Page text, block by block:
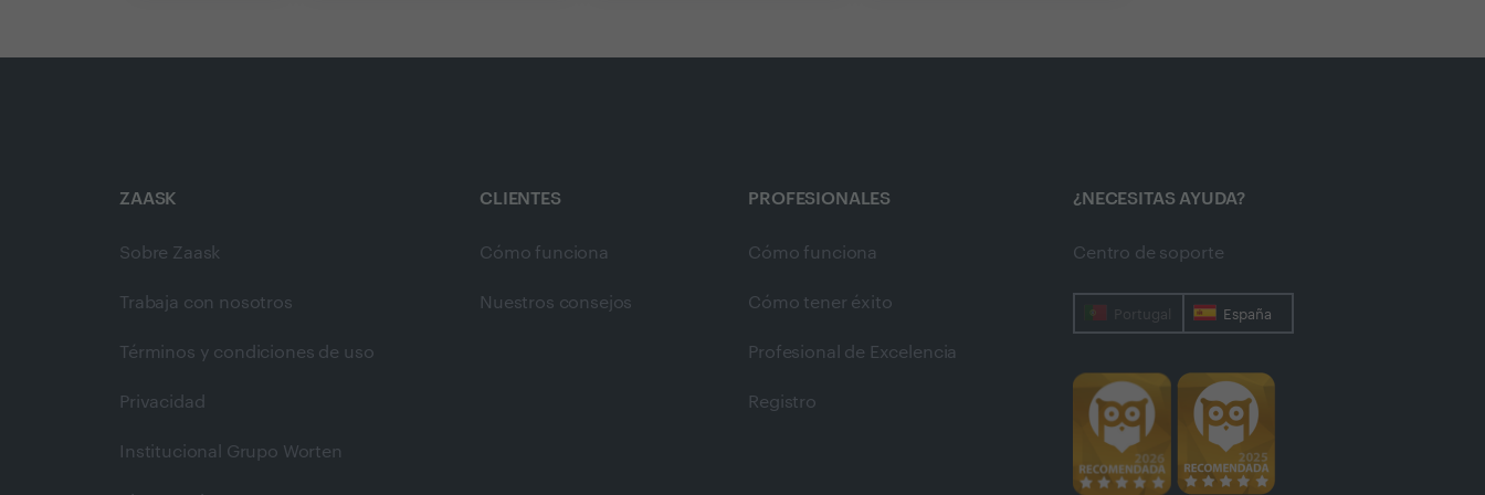
ZAASK
Sobre Zaask
Trabaja con nosotros
Términos y condiciones de uso
Privacidad
Institucional Grupo Worten
CLIENTES
Cómo funciona
Nuestros consejos
PROFESIONALES
Cómo funciona
Cómo tener éxito
Profesional de Excelencia
Registro
¿NECESITAS AYUDA?
Centro de soporte
Portugal España